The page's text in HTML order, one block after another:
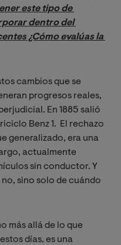
este tipo de
dentro del
¿Cómo evalúas la
cambios que se
progresos reales,
En 1885 salió
Benz 1. El rechazo
generalizado, era una
actualmente
sin conductor. Y
sino solo de cuándo
más allá de lo que
días, es una